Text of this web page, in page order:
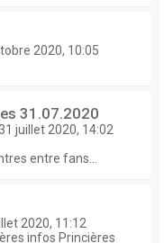
2020, 10:05
31.07.2020
31 juillet 2020, 14:02
entre fans...
2020, 11:12
infos Princières